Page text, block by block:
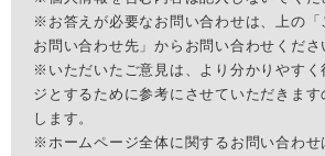
※お答えが必要なお問い合わせは、上の「
お問い合わせ先」からお問い合わせくださ
※いただいたご意見は、より分かりやすく
ジとするために参考にさせていただきま
します。
※ホームページ全体に関するお問い合わせ